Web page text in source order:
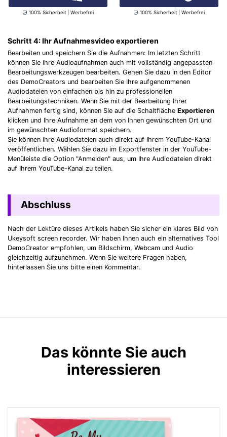
100% Sicherheit | Werbefrei 100% Sicherheit | Werbefrei
Schritt 4: Ihr Aufnahmesvideo exportieren
Bearbeiten und speichern Sie die Aufnahmen: Im letzten Schritt
können Sie Ihre Audioaufnahmen auch mit vollständig angepassten
Bearbeitungswerkzeugen bearbeiten. Gehen Sie dazu in den Editor
des DemoCreators und bearbeiten Sie Ihre aufgenommenen
Audiodateien von einfachen bis hin zu professionellen
Bearbeitungstechniken. Wenn Sie mit der Bearbeitung Ihrer
Aufnahmen fertig sind, können Sie auf die Schaltfläche Exportieren
klicken und Ihre Aufnahme an dem von Ihnen gewünschten Ort und
im gewünschten Audioformat speichern.
Sie können Ihre Audiodateien auch direkt auf Ihrem YouTube-Kanal
veröffentlichen. Wählen Sie dazu im Exportfenster in der YouTube-
Menüleiste die Option "Anmelden" aus, um Ihre Audiodateien direkt
auf Ihrem YouTube-Kanal zu teilen.
Abschluss
Nach der Lektüre dieses Artikels haben Sie sicher ein klares Bild von
Ukeysoft screen recorder. Wir haben Ihnen auch ein alternatives Tool
DemoCreator empfohlen, um Bildschirm, Webcam und Audio
gleichzeitig aufzunehmen. Wenn Sie weitere Fragen haben,
hinterlassen Sie uns bitte einen Kommentar.
Das könnte Sie auch
interessieren